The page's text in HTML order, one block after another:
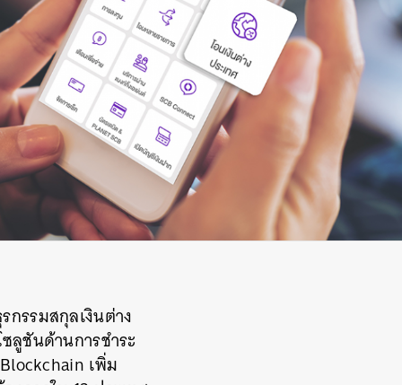
กรรมสกุลเงินต่าง
ลูชันด้านการชำระ
เพิ่ม